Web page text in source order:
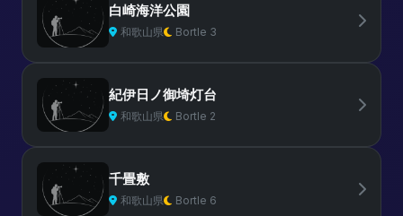
白崎海洋公園
和歌山県 Bortle 3
紀伊日ノ御埼灯台
和歌山県 Bortle 2
千畳敷
和歌山県 Bortle 6